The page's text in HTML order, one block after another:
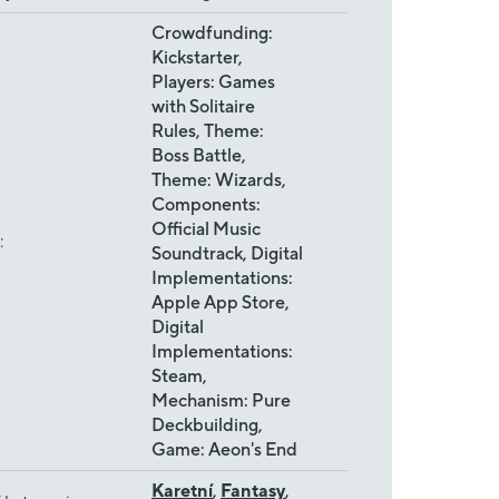
:
Crowdfunding:
Kickstarter,
Players: Games
with Solitaire
Rules, Theme:
Boss Battle,
Theme: Wizards,
Components:
Official Music
Soundtrack, Digital
Implementations:
Apple App Store,
Digital
Implementations:
Steam,
Mechanism: Pure
Deckbuilding,
Game: Aeon's End
Karetní, Fantasy,